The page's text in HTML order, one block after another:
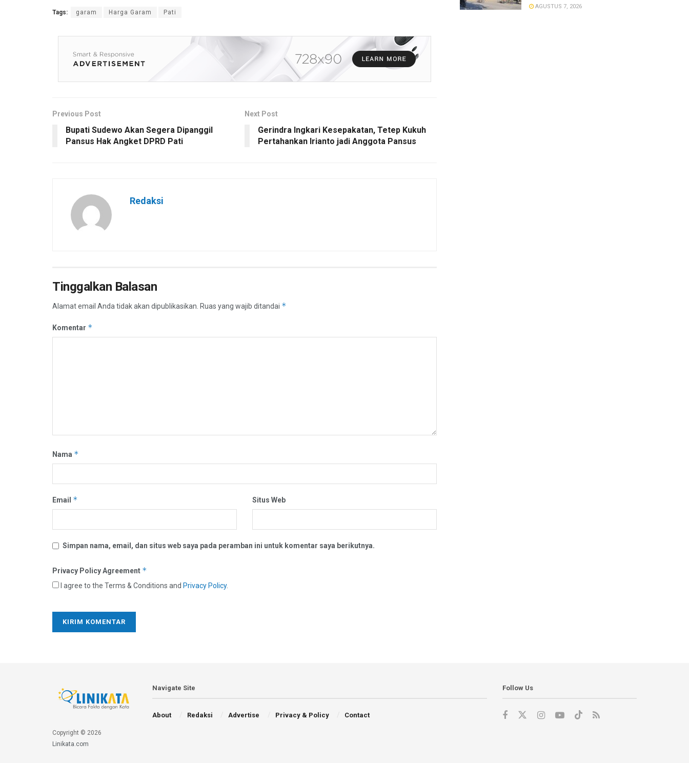
Tags: garam Harga Garam Pati
Previous Post
Bupati Sudewo Akan Segera Dipanggil
Pansus Hak Angket DPRD Pati
Next Post
Gerindra Ingkari Kesepakatan, Tetep Kukuh
Pertahankan Irianto jadi Anggota Pansus
Redaksi
Tinggalkan Balasan
Alamat email Anda tidak akan dipublikasikan. Ruas yang wajib ditandai *
Komentar *
Nama *
Email * Situs Web
Simpan nama, email, dan situs web saya pada peramban ini untuk komentar saya berikutnya.
Privacy Policy Agreement *
I agree to the Terms & Conditions and Privacy Policy.
AGUSTUS 7, 2026
Copyright © 2026
Linikata.com
Navigate Site
About Redaksi Advertise Privacy & Policy Contact
Follow Us